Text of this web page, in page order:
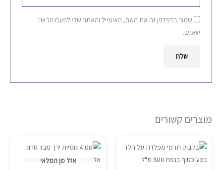
שמור בדפדפן זה את השם, האימייל והאתר שלי לפעם הבאה
שאגיב.
מוצרים קשורים
Sale!
המקורי
היה:
₪119.
הנוכחי
הוא:
₪89.
אזל מן המלאי
המקורי
היה:
₪99.
הנוכחי
₪79.